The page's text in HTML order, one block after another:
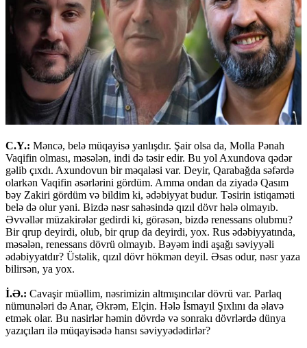
C.Y.: Məncə, belə müqayisə yanlışdır. Şair olsa da, Molla Pənah
Vaqifin olması, məsələn, indi də təsir edir. Bu yol Axundova qədər
gəlib çıxdı. Axundovun bir məqaləsi var. Deyir, Qarabağda səfərdə
olarkən Vaqifin əsərlərini gördüm. Amma ondan da ziyadə Qasım
bəy Zakiri gördüm və bildim ki, ədəbiyyat budur. Təsirin istiqaməti
belə də olur yəni. Bizdə nəsr sahəsində qızıl dövr hələ olmayıb.
Əvvəllər müzakirələr gedirdi ki, görəsən, bizdə renessans olubmu?
Bir qrup deyirdi, olub, bir qrup da deyirdi, yox. Rus ədəbiyyatında,
məsələn, renessans dövrü olmayıb. Bəyəm indi aşağı səviyyəli
ədəbiyyatdır? Üstəlik, qızıl dövr hökmən deyil. Əsas odur, nəsr yaza
bilirsən, ya yox.
İ.Ə.: Cavaşir müəllim, nəsrimizin altmışıncılar dövrü var. Parlaq
nümunələri də Anar, Əkrəm, Elçin. Hələ İsmayıl Şıxlını da əlavə
etmək olar. Bu nasirlər həmin dövrdə və sonrakı dövrlərdə dünya
yazıçıları ilə müqayisədə hansı səviyyədədirlər?